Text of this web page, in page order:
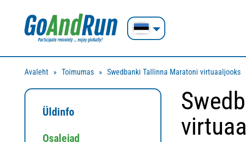
Avaleht Toimumas Swedbanki Tallinna Maratoni virtuaaljooks
Üldinfo
Osalejad